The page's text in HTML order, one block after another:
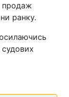
продаж
ранку.